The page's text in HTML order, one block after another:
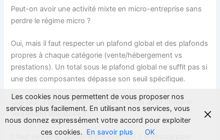
Peut-on avoir une activité mixte en micro-entreprise sans
perdre le régime micro ?
Oui, mais il faut respecter un plafond global et des plafonds
propres à chaque catégorie (vente/hébergement vs
prestations). Un total sous le plafond global ne suffit pas si
une des composantes dépasse son seuil spécifique.
Que faut-il faire sur impots.gouv.fr après avoir choisi le
versement libératoire ?
Il faut vérifier et ajuster le prélèvement à la source pour
Les cookies nous permettent de vous proposer nos
services plus facilement. En utilisant nos services, vous
nous donnez expressément votre accord pour exploiter
ces cookies. En savoir plus OK